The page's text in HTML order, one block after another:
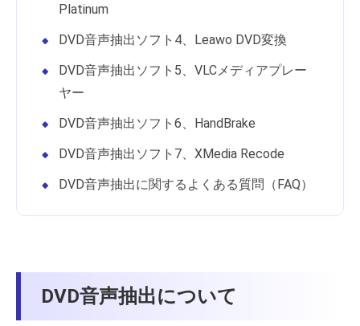
Platinum
DVD音声抽出ソフト4、Leawo DVD変換
DVD音声抽出ソフト5、VLCメディアプレー
ヤー
DVD音声抽出ソフト6、HandBrake
DVD音声抽出ソフト7、XMedia Recode
DVD音声抽出に関するよくある質問（FAQ）
DVD音声抽出について